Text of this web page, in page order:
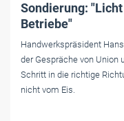
Sondierung:
Betriebe"
Handwerkspräsident
der Gespräche von Union
Schritt in die richtige
nicht vom Eis.